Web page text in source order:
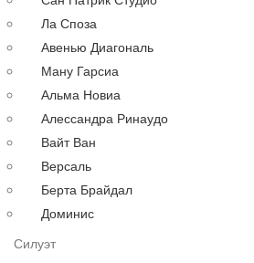
до 30000 руб.
до 40000 руб.
до 60000 руб.
до 80000 руб.
до 100000 руб.
Вечерние платья
Длинные
Коктейльные
Выпускные
Ла Споза
Авенью Диагональ
Ману Гарсиа
Альма Новиа
Алессандра Ринаудо
Вайт Ван
Версаль
Берта Брайдал
Доминис
Силуэт